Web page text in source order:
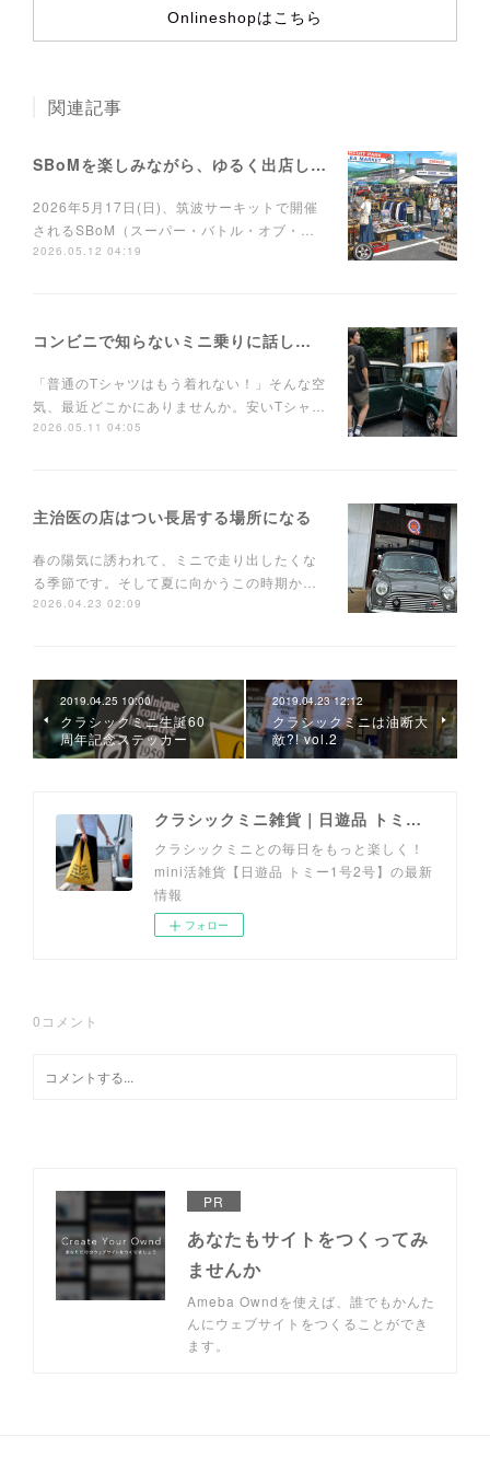
Onlineshopはこちら
関連記事
SBoMを楽しみながら、ゆるく出店しませんか？
2026年5月17日(日)、筑波サーキットで開催
されるSBoM（スーパー・バトル・オブ・…
2026.05.12 04:19
コンビニで知らないミニ乗りに話しかけられるTシャツ
「普通のTシャツはもう着れない！」そんな空
気、最近どこかにありませんか。安いTシャ…
2026.05.11 04:05
主治医の店はつい長居する場所になる
春の陽気に誘われて、ミニで走り出したくな
る季節です。そして夏に向かうこの時期か…
2026.04.23 02:09
2019.04.25 10:00
クラシックミニ生誕60
周年記念ステッカー
2019.04.23 12:12
クラシックミニは油断大
敵?! vol.2
クラシックミニ雑貨｜日遊品 トミー1号2号
クラシックミニとの毎日をもっと楽しく！
mini活雑貨【日遊品 トミー1号2号】の最新
情報
フォロー
0 コメント
PR
あなたもサイトをつくってみ
ませんか
Ameba Owndを使えば、誰でもかんた
んにウェブサイトをつくることができ
ます。